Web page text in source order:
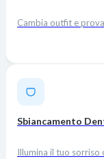
Cambia outfit e
Sbiancamento
Illumina il tuo sorriso